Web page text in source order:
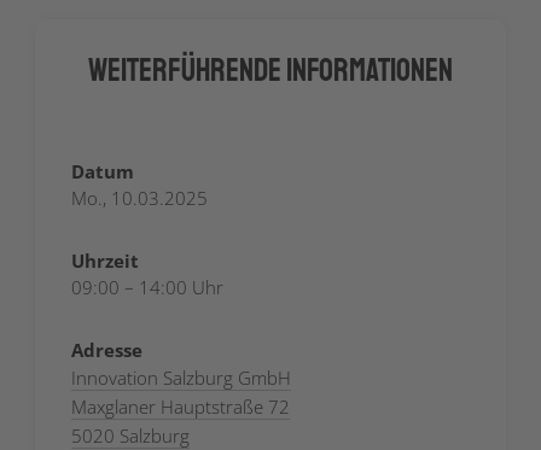
Weiterführende Informationen
Datum
Mo., 10.03.2025
Uhrzeit
09:00 – 14:00 Uhr
Adresse
Innovation Salzburg GmbH
Maxglaner Hauptstraße 72
5020 Salzburg